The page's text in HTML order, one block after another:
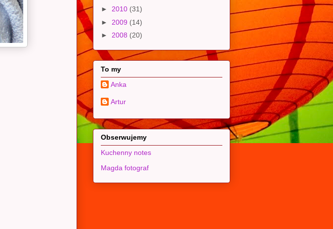
► 2010 (31)
► 2009 (14)
► 2008 (20)
To my
Anka
Artur
Obserwujemy
Kuchenny notes
Magda fotograf